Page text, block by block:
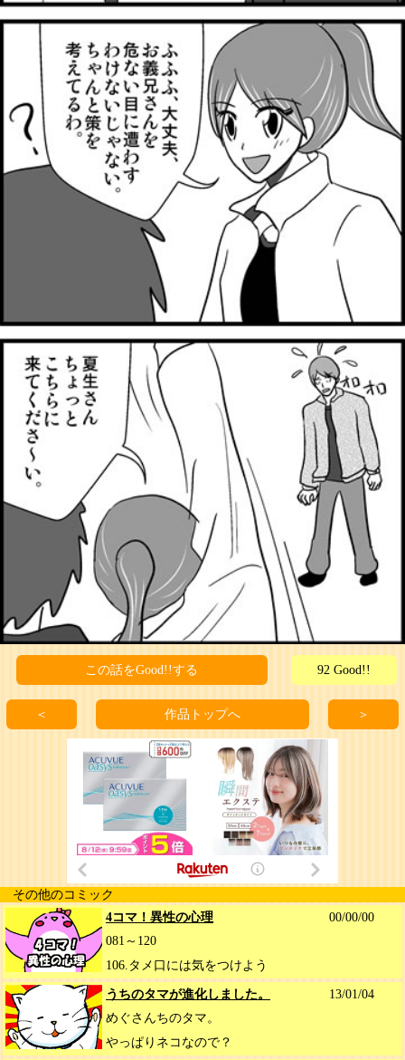
この話をGood!!する 92 Good!!
＜ 作品トップへ ＞
その他のコミック
4コマ！異性の心理
00/00/00
081～120
106.タメ口には気をつけよう
うちのタマが進化しました。
13/01/04
めぐさんちのタマ。
やっぱりネコなので？